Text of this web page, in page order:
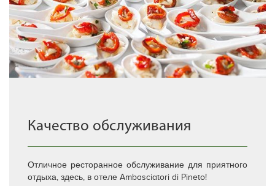
Качество обслуживания
Отличное ресторанное обслуживание для приятного
отдыха, здесь, в отеле Ambasciatori di Pineto!